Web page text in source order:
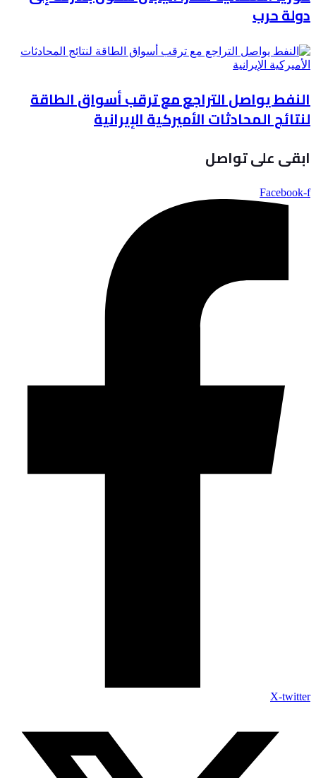
دولة حرب
النفط يواصل التراجع مع ترقب أسواق الطاقة
لنتائج المحادثات الأميركية الإيرانية
ابقى على تواصل
Facebook-f
X-twitter